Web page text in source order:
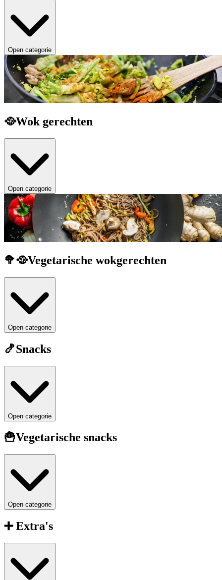
Open categorie
🥘Wok gerechten
Open categorie
🥦🥘Vegetarische wokgerechten
Open categorie
🍤Snacks
Open categorie
🍟Vegetarische snacks
Open categorie
➕ Extra's